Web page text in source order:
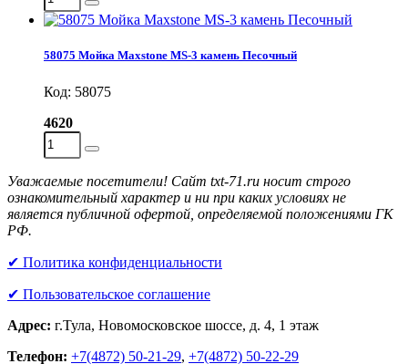
58075 Мойка Maxstone MS-3 камень Песочный
Код: 58075
4620
Уважаемые посетители! Сайт txt-71.ru носит строго
ознакомительный характер и ни при каких условиях не
является публичной офертой, определяемой положениями ГК
РФ.
✔ Политика конфиденциальности
✔ Пользовательское соглашение
Адрес: г.Тула, Новомосковское шоссе, д. 4, 1 этаж
Телефон: +7(4872) 50-21-29, +7(4872) 50-22-29